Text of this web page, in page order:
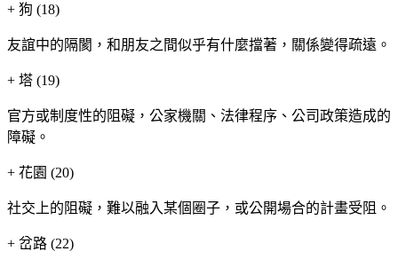
+ 狗 (18)
友誼中的隔閡，和朋友之間似乎有什麼擋著，關係變得疏遠。
+ 塔 (19)
官方或制度性的阻礙，公家機關、法律程序、公司政策造成的
障礙。
+ 花園 (20)
社交上的阻礙，難以融入某個圈子，或公開場合的計畫受阻。
+ 岔路 (22)